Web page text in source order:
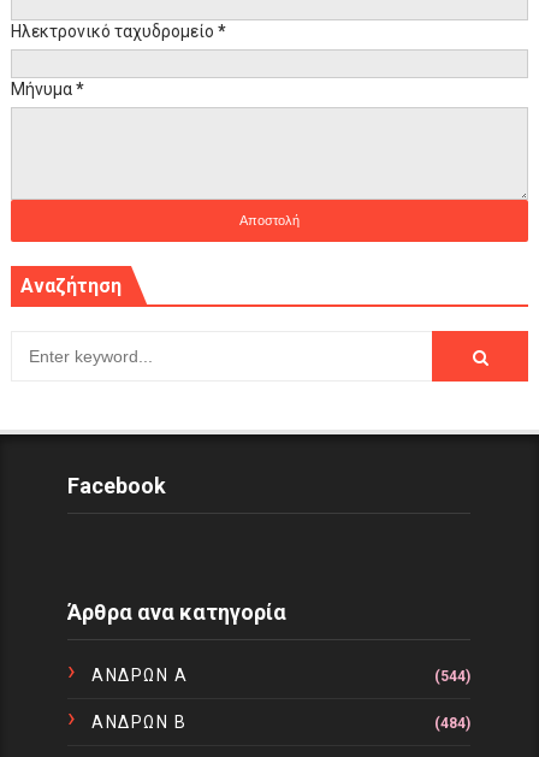
Ηλεκτρονικό ταχυδρομείο *
Μήνυμα*
Αναζήτηση
Facebook
Άρθρα ανα κατηγορία
ΑΝΔΡΩΝ Α (544)
ΑΝΔΡΩΝ Β (484)